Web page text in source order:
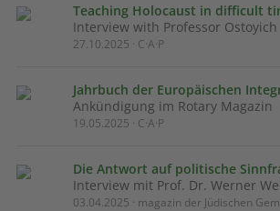
Teaching Holocaust in difficult
Interview with Professor Ostoyich
27.10.2025 · C·A·P
Jahrbuch der Europäischen
Ankündigung im Rotary Magazin
19.05.2025 · C·A·P
Die Antwort auf politische
Interview mit Prof. Dr. Werner
03.04.2025 · magazin der Jüdischen